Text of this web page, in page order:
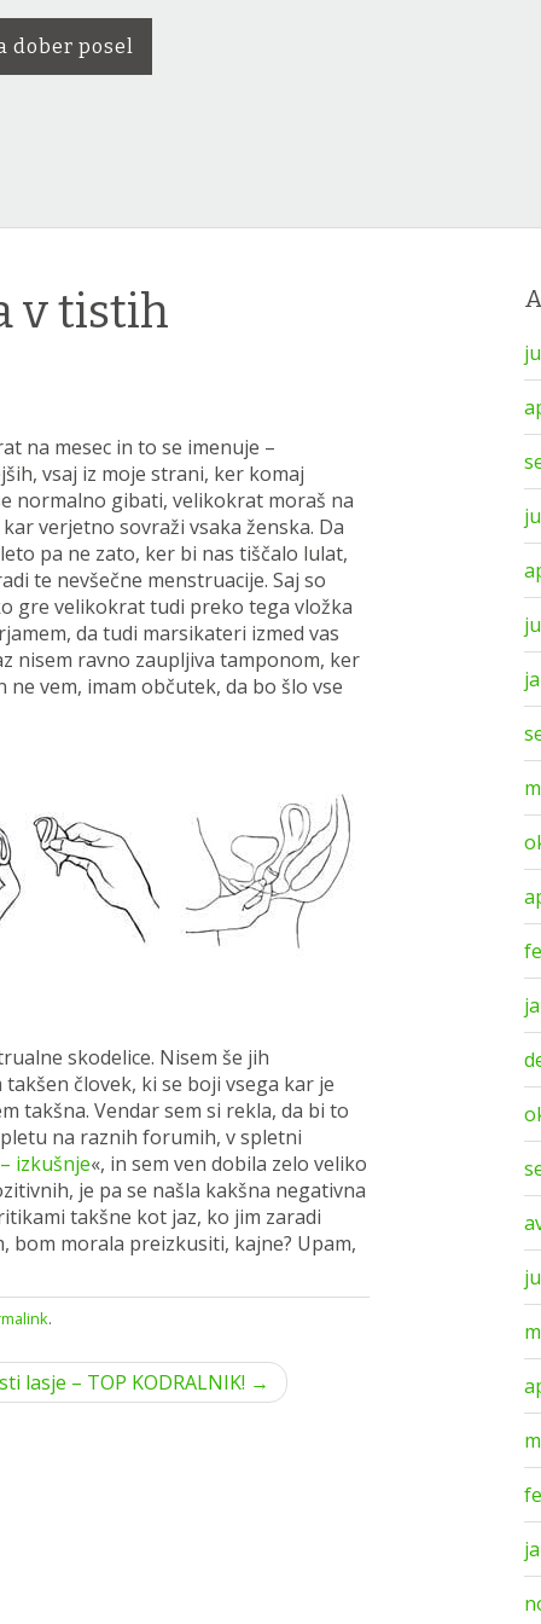
dober posel
v tistih
na mesec in to se imenuje –
vsaj iz moje strani, ker komaj
normalno gibati, velikokrat moraš na
verjetno sovraži vsaka ženska. Da
pa ne zato, ker bi nas tiščalo lulat,
te nevšečne menstruacije. Saj so
gre velikokrat tudi preko tega vložka
da tudi marsikateri izmed vas
nisem ravno zaupljiva tamponom, ker
vem, imam občutek, da bo šlo vse
skodelice. Nisem še jih
človek, ki se boji vsega kar je
takšna. Vendar sem si rekla, da bi to
na raznih forumih, v spletni
izkušnje«, in sem ven dobila zelo veliko
je pa se našla kakšna negativna
takšne kot jaz, ko jim zaradi
bom morala preizkusiti, kajne? Upam,
.
lasje – TOP KODRALNIK! →